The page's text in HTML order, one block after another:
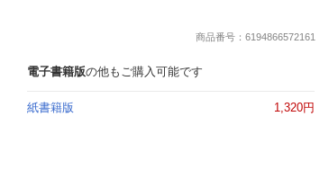
商品番号：6194866572161
電子書籍版の他もご購入可能です
紙書籍版 1,320円